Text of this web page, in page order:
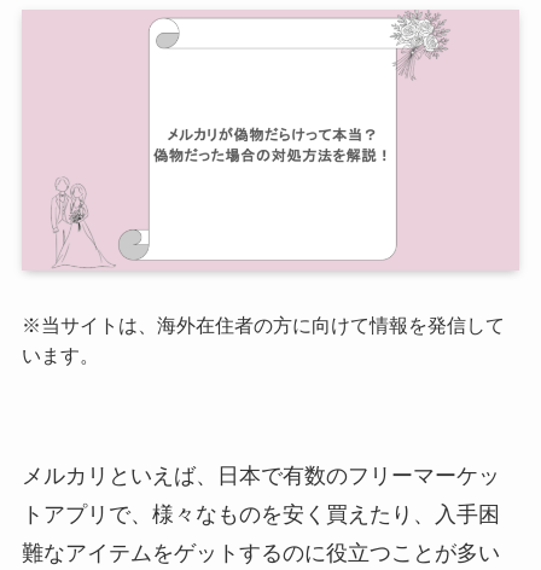
※当サイトは、海外在住者の方に向けて情報を発信して
います。
メルカリといえば、日本で有数のフリーマーケッ
トアプリで、様々なものを安く買えたり、入手困
難なアイテムをゲットするのに役立つことが多い